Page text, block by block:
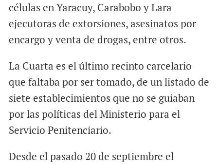
células en Yaracuy, Carabobo y Lara
ejecutoras de extorsiones, asesinatos por
encargo y venta de drogas, entre otros.
La Cuarta es el último recinto carcelario
que faltaba por ser tomado, de un listado de
siete establecimientos que no se guiaban
por las políticas del Ministerio para el
Servicio Penitenciario.
Desde el pasado 20 de septiembre el